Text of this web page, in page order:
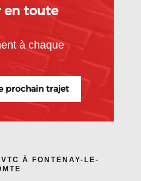
en toute
à chaque
prochain trajet
À FONTENAY-LE-